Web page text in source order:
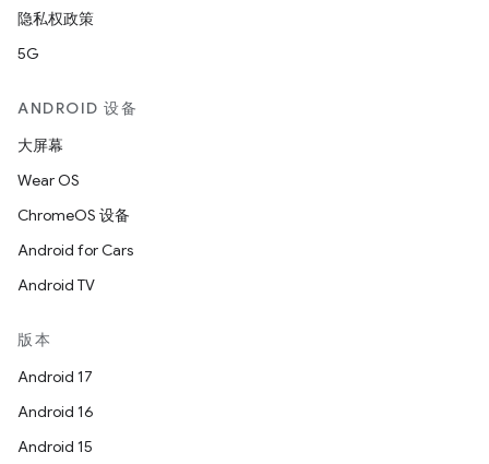
隐私权政策
5G
ANDROID 设备
大屏幕
Wear OS
ChromeOS 设备
Android for Cars
Android TV
版本
Android 17
Android 16
Android 15